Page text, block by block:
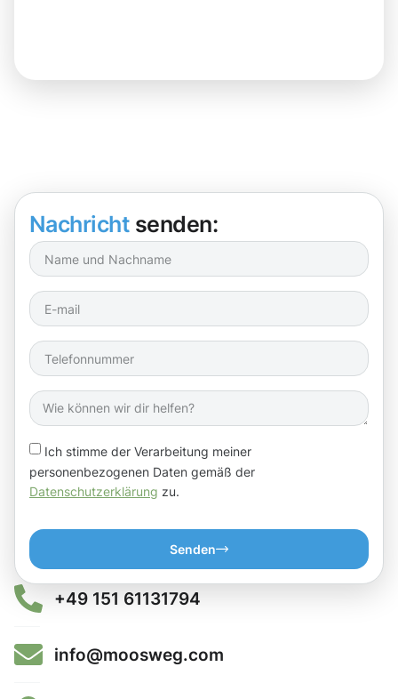
Nachricht senden:
Ich stimme der Verarbeitung meiner
personenbezogenen Daten gemäß der
Datenschutzerklärung zu.
Senden
+49 151 61131794
info@moosweg.com